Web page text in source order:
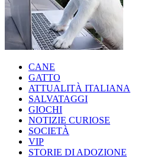
CANE
GATTO
ATTUALITÀ ITALIANA
SALVATAGGI
GIOCHI
NOTIZIE CURIOSE
SOCIETÀ
VIP
STORIE DI ADOZIONE